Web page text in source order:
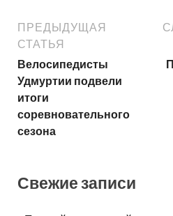
ПРЕДЫДУЩАЯ
СТАТЬЯ
Велосипедисты
Удмуртии подвели
итоги
соревновательного
сезона
Свежие записи